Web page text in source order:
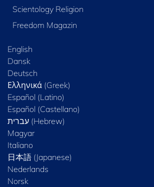
Scientology Religion
Freedom Magazin
English
Dansk
Deutsch
Ελληνικά (Greek)
Español (Latino)
Español (Castellano)
Magyar
Italiano
日本語 (Japanese)
Nederlands
Norsk